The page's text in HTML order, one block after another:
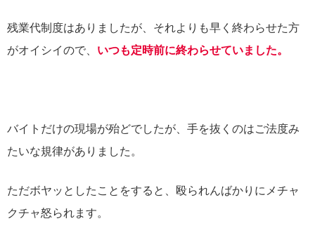
残業代制度はありましたが、それよりも早く終わらせた方
がオイシイので、 いつも定時前に終わらせていました。
バイトだけの現場が殆どでしたが、手を抜くのはご法度み
たいな規律がありました。
ただボヤッとしたことをすると、殴られんばかりにメチャ
クチャ怒られます。